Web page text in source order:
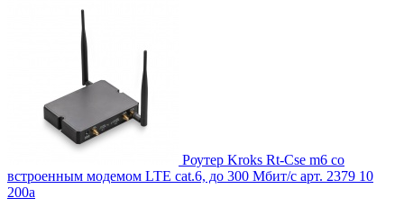
Роутер Kroks Rt-Cse m6 со
встроенным модемом LTE cat.6, до 300 Мбит/c арт. 2379 10
200a